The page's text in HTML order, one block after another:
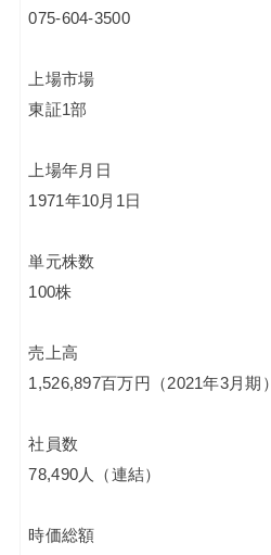
075-604-3500
上場市場
東証1部
上場年月日
1971年10月1日
単元株数
100株
売上高
1,526,897百万円（2021年3月期）
社員数
78,490人（連結）
時価総額